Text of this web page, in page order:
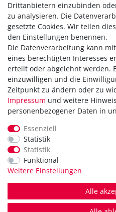
Versandkostenfrei ab 40,-€
Zahlung
Versand
Daten­schutz­erklärung
AGB
Hinweis zur Batterieentsorgung
Erklärung zur Barrierefreiheit
Kontakt
Impressum
Widerrufsrecht
Vertrag widerrufen
Drittanbietern einzubinden
zu analysieren. Die
gesetzte Cookies. Wir teilen
den Einstellungen benennen.
Die Datenverarbeitung kann
eines berechtigten Interesses
erteilt oder abgelehnt werden.
einzuwilligen und die
Zeitpunkt zu ändern oder zu
Impressum und weitere
personenbezogener Daten in
Essenziell
Statistik
Statistik
Funktional
Weitere Einstellungen
Alle